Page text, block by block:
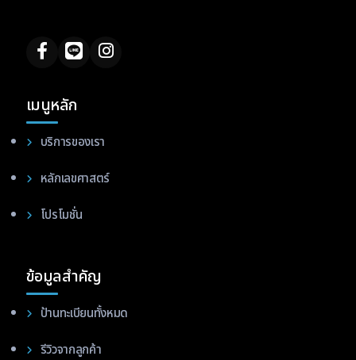
เมนูหลัก
บริการของเรา
หลักเลขศาสตร์
โปรโมชั่น
ข้อมูลสำคัญ
ป้านทะเบียนทั้งหมด
รีวิวจากลูกค้า